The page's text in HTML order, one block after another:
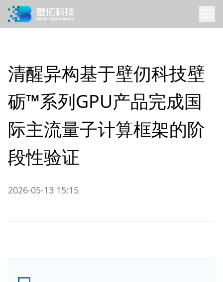
清醒异构基于壁仞科技壁
砺™系列GPU产品完成国
际主流量子计算框架的阶
段性验证
2026-05-13 15:15